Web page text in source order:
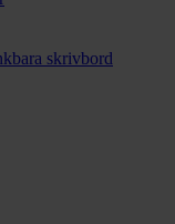
skrivbord